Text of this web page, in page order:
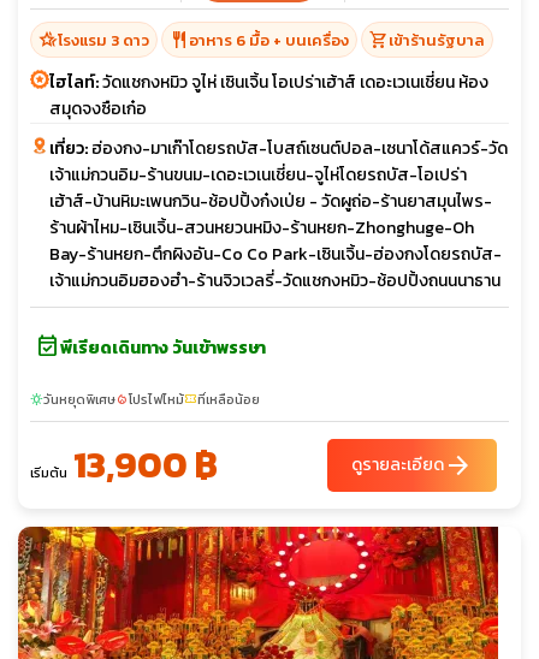
hotel_classโรงแรม 3 ดาว restaurant อาหาร 6 มื้อ + บนเครื่อง shopping_cartเข้าร้านรัฐบาล
ไฮไลท์:วัดแชกงหมิว จูไห่ เซินเจิ้น โอเปร่าเฮ้าส์ เดอะเวเนเชี่ยน ห้อง
สมุดจงซือเก๋อ
เที่ยว:ฮ่องกง-มาเก๊าโดยรถบัส-โบสถ์เซนต์ปอล-เซนาโด้สแควร์-วัด
เจ้าแม่กวนอิม-ร้านขนม-เดอะเวเนเชี่ยน-จูไห่โดยรถบัส-โอเปร่า
เฮ้าส์-บ้านหิมะเพนกวิน-ช้อปปิ้งก๋งเป่ย - วัดผูถ่อ-ร้านยาสมุนไพร-
ร้านผ้าไหม-เซินเจิ้น-สวนหยวนหมิง-ร้านหยก-Zhonghuge-Oh
Bay-ร้านหยก-ตึกผิงอัน-Co Co Park-เซินเจิ้น-ฮ่องกงโดยรถบัส-
เจ้าแม่กวนอิมฮองฮำ-ร้านจิวเวลรี่-วัดแชกงหมิว-ช้อปปิ้งถนนนาธาน
event_availableพีเรียดเดินทาง วันเข้าพรรษา
sunnyวันหยุดพิเศษlocal_fire_departmentโปรไฟไหม้confirmation_numberที่เหลือน้อย
เริ่มต้น 13,900 ฿ ดูรายละเอียดarrow_forward